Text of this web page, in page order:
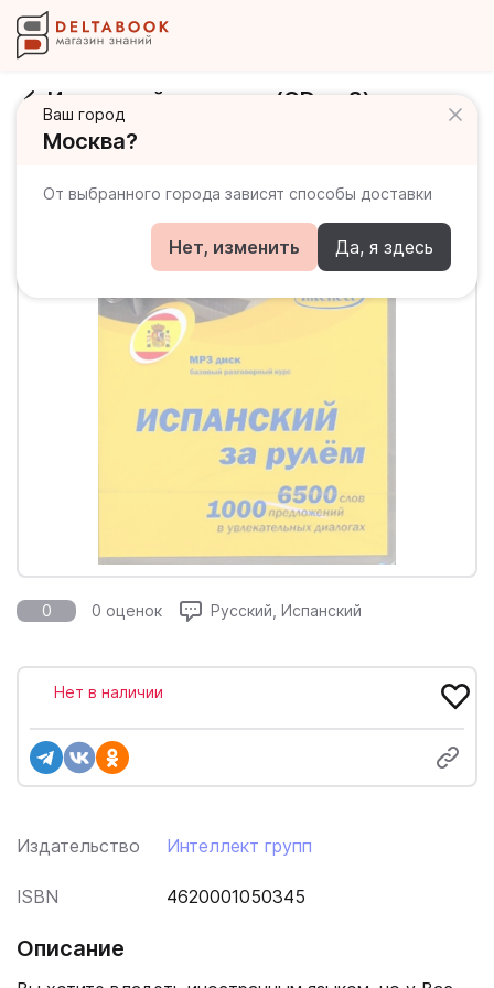
Ваш город
Москва?
От выбранного города зависят способы доставки
Нет, изменить Да, я здесь
Испанский за рулем (CDmp3)
0 0 оценок Русский, Испанский
Издательство Интеллект групп
ISBN 4620001050345
Нет в наличии
Описание